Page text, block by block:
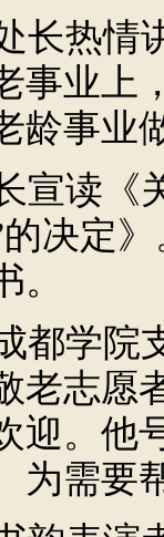
热情
事业上
龄事业
读《
决定
学院
老志愿
迎。他
为需要